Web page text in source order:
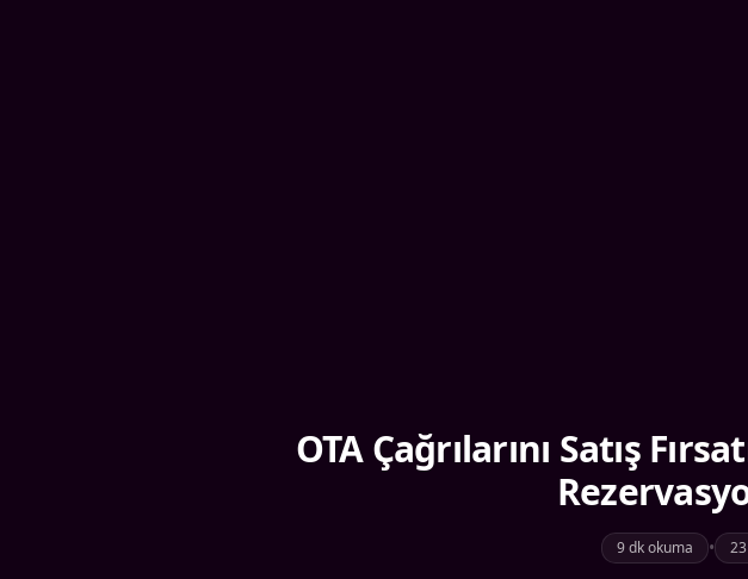
OTA Çağrılarını Satış
9 dk okuma •